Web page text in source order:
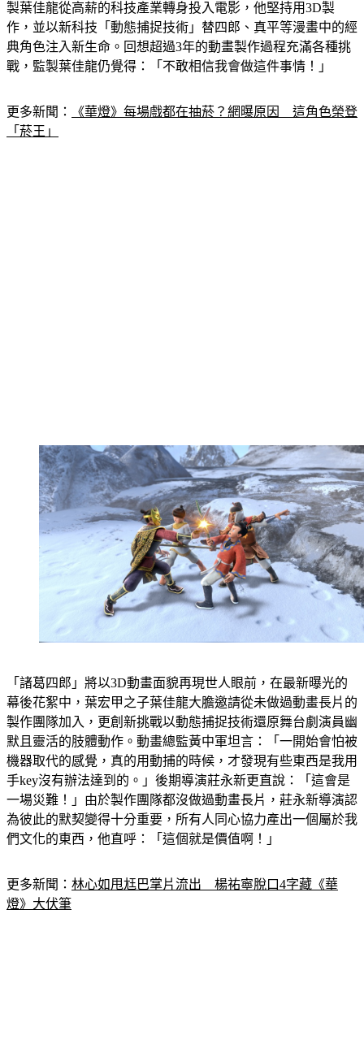
製葉佳龍從高薪的科技產業轉身投入電影，他堅持用3D製
作，並以新科技「動態捕捉技術」替四郎、真平等漫畫中的經
典角色注入新生命。回想超過3年的動畫製作過程充滿各種挑
戰，監製葉佳龍仍覺得：「不敢相信我會做這件事情！」
更多新聞：
《華燈》每場戲都在抽菸？網曝原因　這角色榮登
「菸王」
「諸葛四郎」將以3D動畫面貌再現世人眼前，在最新曝光的
幕後花絮中，葉宏甲之子葉佳龍大膽邀請從未做過動畫長片的
製作團隊加入，更創新挑戰以動態捕捉技術還原舞台劇演員幽
默且靈活的肢體動作。動畫總監黃中軍坦言：「一開始會怕被
機器取代的感覺，真的用動捕的時候，才發現有些東西是我用
手key沒有辦法達到的。」後期導演莊永新更直說：「這會是
一場災難！」由於製作團隊都沒做過動畫長片，莊永新導演認
為彼此的默契變得十分重要，所有人同心協力產出一個屬於我
們文化的東西，他直呼：「這個就是價值啊！」
更多新聞： 林心如甩尪巴掌片流出　楊祐寧脫口4字藏《華
燈》大伏筆